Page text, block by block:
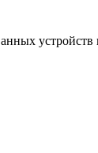
устройств